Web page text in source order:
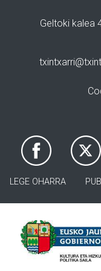
Geltoki kalea
LEGE OHARRA